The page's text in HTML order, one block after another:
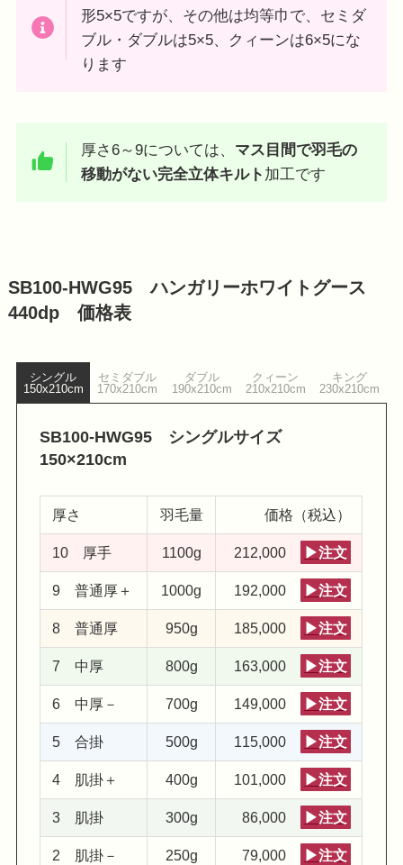
形5×5ですが、その他は均等巾で、セミダ
ブル・ダブルは5×5、クィーンは6×5にな
ります
厚さ6～9については、 マス目間で羽毛の
移動がない完全立体キルト 加工です
SB100-HWG95 ハンガリーホワイトグース
440dp 価格表
シングル
150x210cm
セミダブル
170x210cm
ダブル
190x210cm
クィーン
210x210cm
キング
230x210cm
SB100-HWG95 シングルサイズ
150×210cm
厚さ 羽毛量 価格（税込）
10 厚手 1100g 212,000 ▶注文
9 普通厚＋ 1000g 192,000 ▶注文
8 普通厚 950g 185,000 ▶注文
7 中厚 800g 163,000 ▶注文
6 中厚－ 700g 149,000 ▶注文
5 合掛 500g 115,000 ▶注文
4 肌掛＋ 400g 101,000 ▶注文
3 肌掛 300g 86,000 ▶注文
2 肌掛－ 250g 79,000 ▶注文